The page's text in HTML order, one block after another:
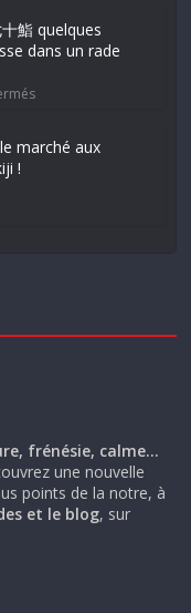
鮨 quelques
dans un rade
marché aux
!
frénésie, calme…
une nouvelle
points de la notre, à
et le blog, sur